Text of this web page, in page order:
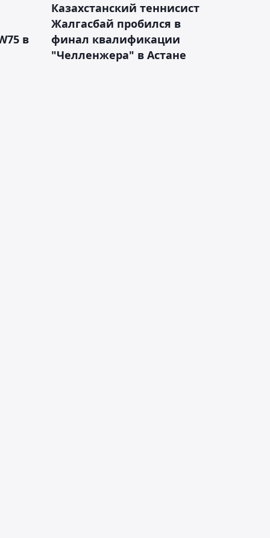
в
Казахстанский теннисист
Жалгасбай пробился в
финал квалификации
"Челленжера" в Астане